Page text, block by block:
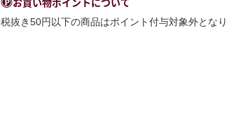
税抜き50円以下の商品はポイント付与対象外となり